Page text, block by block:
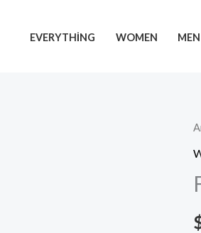
EVERYTHING WOMEN MEN